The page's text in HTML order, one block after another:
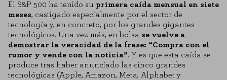
El S&P 500 ha tenido su primera caída mensual en siete
meses, castigado especialmente por el sector de
tecnología y, en concreto, por los grandes gigantes
tecnológicos. Una vez más, en bolsa se vuelve a
demostrar la veracidad de la frase: “Compra con el
rumor y vende con la noticia”. Y es que esta caída se
produce tras haber anunciado las cinco grandes
tecnológicas (Apple, Amazon, Meta, Alphabet y